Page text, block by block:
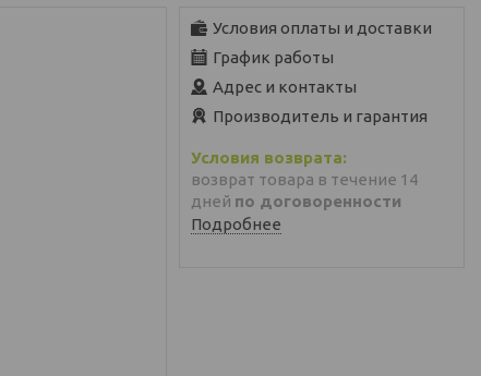
Условия оплаты и доставки
График работы
Адрес и контакты
Производитель и гарантия
возврат товара в течение 14
дней по договоренности
Подробнее